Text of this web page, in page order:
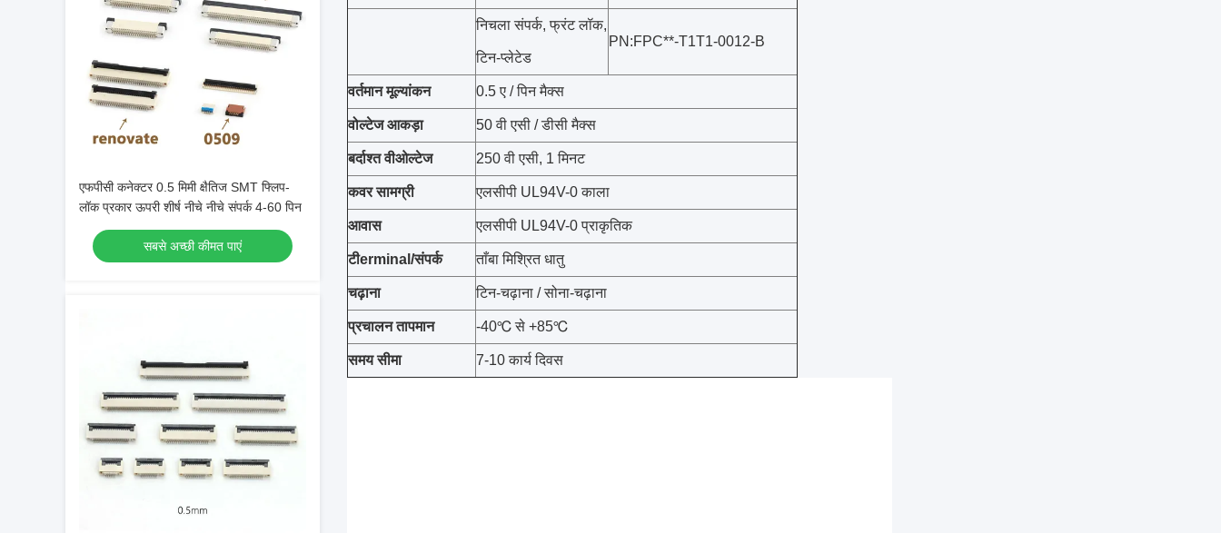
एफपीसी कनेक्टर 0.5 मिमी क्षैतिज SMT फ्लिप-
लॉक प्रकार ऊपरी शीर्ष नीचे नीचे संपर्क 4-60 पिन
सबसे अच्छी कीमत पाएं
निचला संपर्क, फ्रंट लॉक,
टिन-प्लेटेड
PN:FPC**-T1T1-0012-B
वर्तमान मूल्यांकन 0.5 ए / पिन मैक्स
वोल्टेज आकड़ा 50 वी एसी / डीसी मैक्स
बर्दाश्तवीओल्टेज 250 वी एसी, 1 मिनट
कवर सामग्री एलसीपी UL94V-0 काला
आवास एलसीपी UL94V-0 प्राकृतिक
टीerminal/संपर्क ताँबा मिश्रित धातु
चढ़ाना टिन-चढ़ाना / सोना-चढ़ाना
प्रचालन तापमान -40℃ से +85℃
समय सीमा 7-10 कार्य दिवस